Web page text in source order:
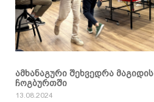
ამხანაგური შეხვედრა მაგიდის
ჩოგბურთში
13.08.2024